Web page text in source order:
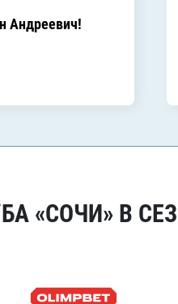
Андреевич!
«СОЧИ» В